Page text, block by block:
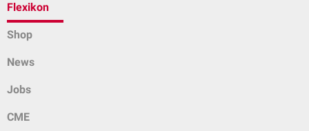
Flexikon
Shop
News
Jobs
CME